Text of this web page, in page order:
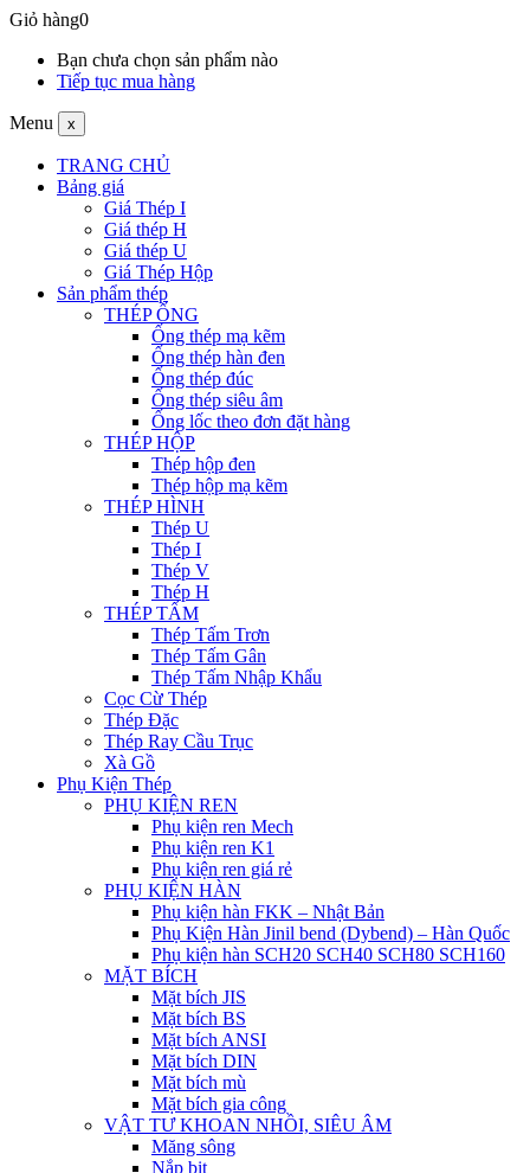
Giỏ hàng0
Bạn chưa chọn sản phẩm nào
Tiếp tục mua hàng
Menu x
TRANG CHỦ
Bảng giá
Giá Thép I
Giá thép H
Giá thép U
Giá Thép Hộp
Sản phẩm thép
THÉP ỐNG
Ống thép mạ kẽm
Ống thép hàn đen
Ống thép đúc
Ống thép siêu âm
Ống lốc theo đơn đặt hàng
THÉP HỘP
Thép hộp đen
Thép hộp mạ kẽm
THÉP HÌNH
Thép U
Thép I
Thép V
Thép H
THÉP TẤM
Thép Tấm Trơn
Thép Tấm Gân
Thép Tấm Nhập Khẩu
Cọc Cừ Thép
Thép Đặc
Thép Ray Cầu Trục
Xà Gồ
Phụ Kiện Thép
PHỤ KIỆN REN
Phụ kiện ren Mech
Phụ kiện ren K1
Phụ kiện ren giá rẻ
PHỤ KIỆN HÀN
Phụ kiện hàn FKK – Nhật Bản
Phụ Kiện Hàn Jinil bend (Dybend) – Hàn Quốc
Phụ kiện hàn SCH20 SCH40 SCH80 SCH160
MẶT BÍCH
Mặt bích JIS
Mặt bích BS
Mặt bích ANSI
Mặt bích DIN
Mặt bích mù
Mặt bích gia công
VẬT TƯ KHOAN NHỒI, SIÊU ÂM
Măng sông
Nắp bịt